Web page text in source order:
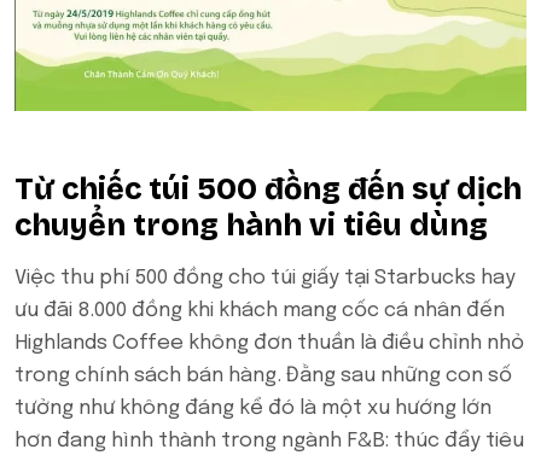
Từ chiếc túi 500 đồng đến sự dịch
chuyển trong hành vi tiêu dùng
Việc thu phí 500 đồng cho túi giấy tại Starbucks hay
ưu đãi 8.000 đồng khi khách mang cốc cá nhân đến
Highlands Coffee không đơn thuần là điều chỉnh nhỏ
trong chính sách bán hàng. Đằng sau những con số
tưởng như không đáng kể đó là một xu hướng lớn
hơn đang hình thành trong ngành F&B: thúc đẩy tiêu